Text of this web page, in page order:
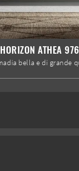
HORIZON ATHEA 976